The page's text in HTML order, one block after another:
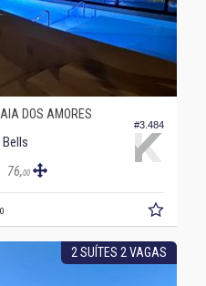
#3.484
DOS AMORES
76,00
2 SUÍTES 2 VAGAS